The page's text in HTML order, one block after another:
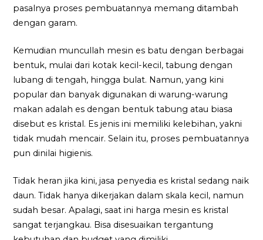
pasalnya proses pembuatannya memang ditambah
dengan garam.
Kemudian muncullah mesin es batu dengan berbagai
bentuk, mulai dari kotak kecil-kecil, tabung dengan
lubang di tengah, hingga bulat. Namun, yang kini
popular dan banyak digunakan di warung-warung
makan adalah es dengan bentuk tabung atau biasa
disebut es kristal. Es jenis ini memiliki kelebihan, yakni
tidak mudah mencair. Selain itu, proses pembuatannya
pun dinilai higienis.
Tidak heran jika kini, jasa penyedia es kristal sedang naik
daun. Tidak hanya dikerjakan dalam skala kecil, namun
sudah besar. Apalagi, saat ini harga mesin es kristal
sangat terjangkau. Bisa disesuaikan tergantung